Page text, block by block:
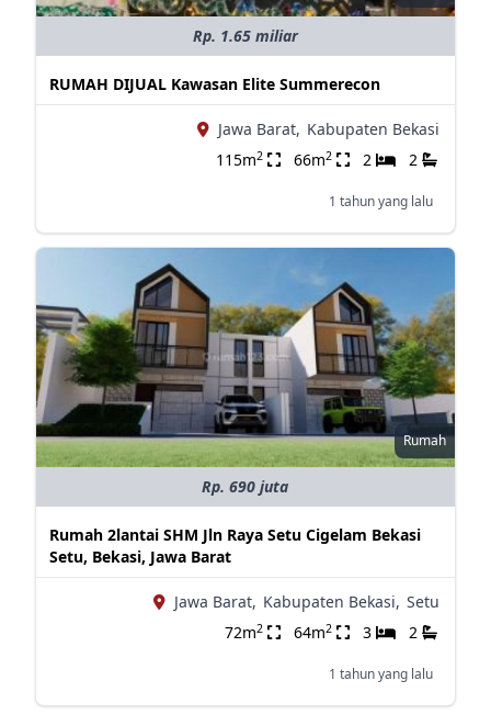
Rp. 1.65 miliar
RUMAH DIJUAL Kawasan Elite Summerecon
Jawa Barat, Kabupaten Bekasi
115m2 66m2 2 2
1 tahun yang lalu
Rumah
Rp. 690 juta
Rumah 2lantai SHM Jln Raya Setu Cigelam Bekasi
Setu, Bekasi, Jawa Barat
Jawa Barat, Kabupaten Bekasi, Setu
72m2 64m2 3 2
1 tahun yang lalu